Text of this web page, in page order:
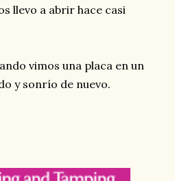
llevo a abrir hace casi
vimos una placa en un
y sonrío de nuevo.